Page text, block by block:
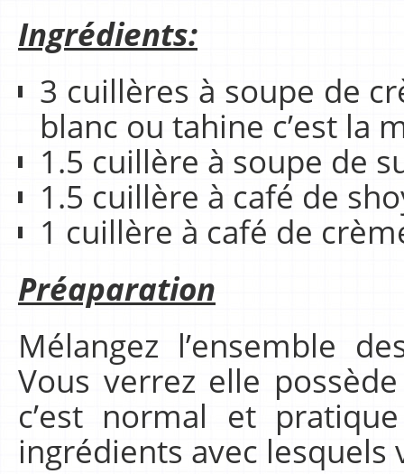
Ingrédients:
3 cuillères à soupe de
blanc ou tahine c’est la
1.5 cuillère à soupe de
1.5 cuillère à café de
1 cuillère à café de
Préaparation
Mélangez l’ensemble
Vous verrez elle
c’est normal et
ingrédients avec lesquels